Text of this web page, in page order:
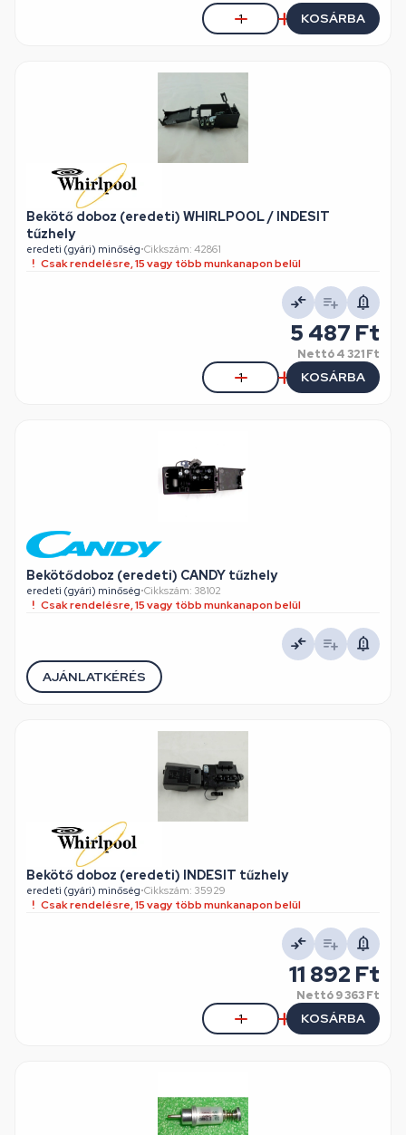
KOSÁRBA
Bekötő doboz (eredeti) WHIRLPOOL / INDESIT
tűzhely
eredeti (gyári) minőség•Cikkszám: 42861
Csak rendelésre, 15 vagy több munkanapon belül
5 487 Ft
Nettó4 321 Ft
KOSÁRBA
Bekötődoboz (eredeti) CANDY tűzhely
eredeti (gyári) minőség•Cikkszám: 38102
Csak rendelésre, 15 vagy több munkanapon belül
AJÁNLATKÉRÉS
Bekötő doboz (eredeti) INDESIT tűzhely
eredeti (gyári) minőség•Cikkszám: 35929
Csak rendelésre, 15 vagy több munkanapon belül
11 892 Ft
Nettó9 363 Ft
KOSÁRBA